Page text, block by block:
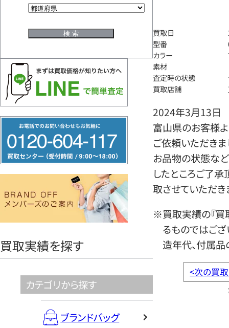
リ
ー
ヤ
買取実績を探す
カテゴリから探す
ブランドバッグ
買取日
型番
カラー
素材
査定時の状態
買取店舗
2024年3月13日
富山県のお客様
ご依頼いただきま
お品物の状態など
したところご了
取させていただき
※買取実績の『買
るものではござ
造年代、付属品
<次の買